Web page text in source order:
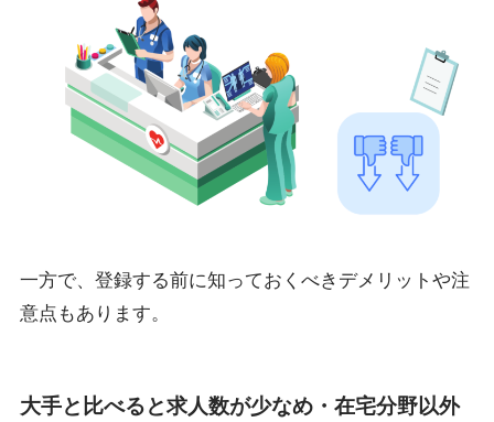
一方で、登録する前に知っておくべきデメリットや注
意点もあります。
大手と比べると求人数が少なめ・在宅分野以外